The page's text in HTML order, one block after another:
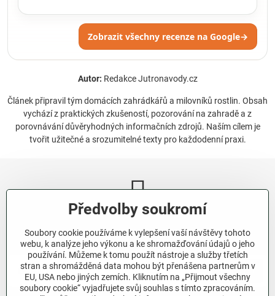
Zobrazit všechny recenze na Google→
Autor: Redakce Jutronavody.cz
Článek připravil tým domácích zahrádkářů a milovníků rostlin. Obsah
vychází z praktických zkušeností, pozorování na zahradě a z
porovnávání důvěryhodných informačních zdrojů. Naším cílem je
tvořit užitečné a srozumitelné texty pro každodenní praxi.
Newsletter
Odebírat naše novinky:
Odebírat
Předvolby soukromí
Soubory cookie používáme k vylepšení vaší návštěvy tohoto
webu, k analýze jeho výkonu a ke shromažďování údajů o jeho
používání. Můžeme k tomu použít nástroje a služby třetích
stran a shromážděná data mohou být přenášena partnerům v
EU, USA nebo jiných zemích. Kliknutím na „Přijmout všechny
soubory cookie“ vyjadřujete svůj souhlas s tímto zpracováním.